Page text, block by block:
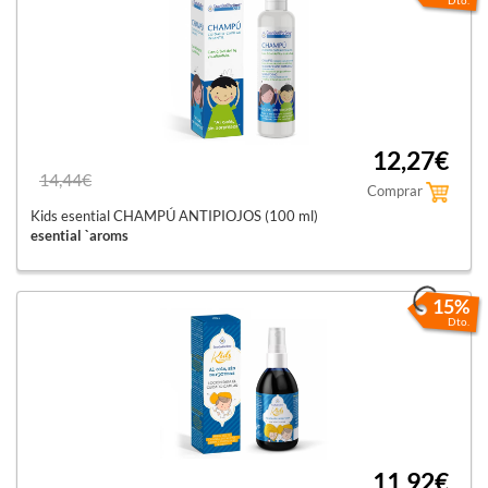
14,44€
12,27€
Comprar
Kids esential CHAMPÚ ANTIPIOJOS (100 ml)
esential `aroms
15%
Dto.
11,92€